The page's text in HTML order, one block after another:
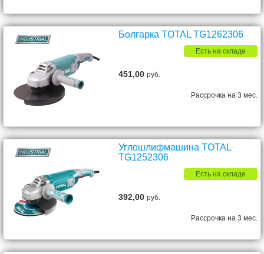
Болгарка TOTAL TG1262306
Есть на складе
451,00руб.
Рассрочка на 3 мес.
Углошлифмашина TOTAL
TG1252306
Есть на складе
392,00руб.
Рассрочка на 3 мес.